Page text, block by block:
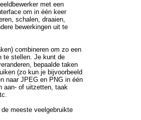
met een
om in één keer
schalen, draaien,
bewerkingen uit te
combineren om zo een
te stellen. Je kunt de
bepaalde taken
(zo kun je bijvoorbeeld
naar JPEG en PNG in één
aan- of uitzetten, taak
meeste veelgebruikte